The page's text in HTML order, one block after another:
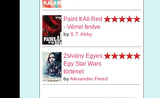
Paint It All Red
- Vérrel festve
by S.T. Abby
Zsivány Egyes:
Egy Star Wars
történet
byAlexander Freed